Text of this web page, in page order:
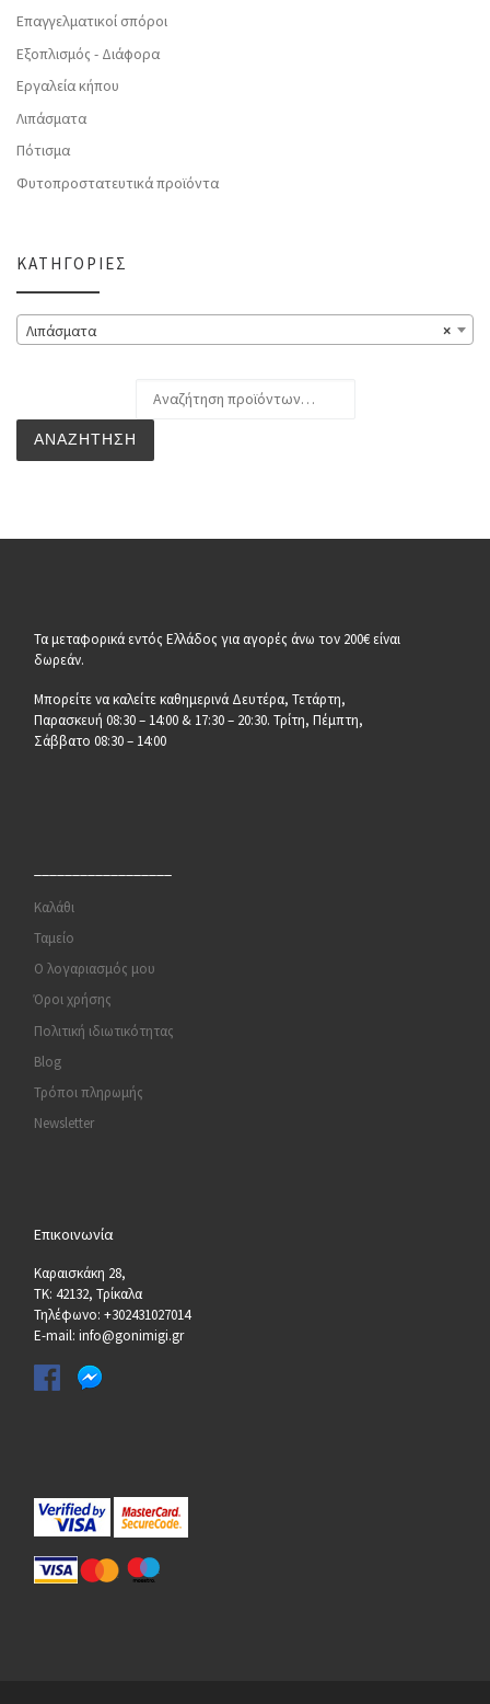
Επαγγελματικοί σπόροι
Εξοπλισμός - Διάφορα
Εργαλεία κήπου
Λιπάσματα
Πότισμα
Φυτοπροστατευτικά προϊόντα
ΚΑΤΗΓΟΡΊΕΣ
×
Λιπάσματα
ΑΝΑΖΉΤΗΣΗ
Τα μεταφορικά εντός Ελλάδος για αγορές άνω τον 200€ είναι
δωρεάν.
Μπορείτε να καλείτε καθημερινά Δευτέρα, Τετάρτη,
Παρασκευή 08:30 – 14:00 & 17:30 – 20:30. Τρίτη, Πέμπτη,
Σάββατο 08:30 – 14:00
Καλάθι
Ταμείο
Ο λογαριασμός μου
Όροι χρήσης
Πολιτική ιδιωτικότητας
Blog
Τρόποι πληρωμής
Newsletter
Επικοινωνία
Καραισκάκη 28,
ΤΚ: 42132, Τρίκαλα
Τηλέφωνο: +302431027014
E-mail: info@gonimigi.gr